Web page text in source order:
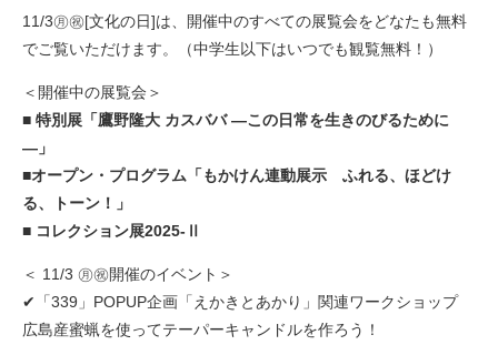
11/3㊊㊗︎[文化の日]は、開催中のすべての展覧会をどなたも無料
でご覧いただけます。（中学生以下はいつでも観覧無料！）
＜開催中の展覧会＞
■ 特別展「鷹野隆大 カスババ ―この日常を生きのびるために
―」
■オープン・プログラム「もかけん連動展示 ふれる、ほどけ
る、トーン！」
■ コレクション展2025-Ⅱ
＜ 11/3 ㊊㊗開催のイベント＞
✔「339」POPUP企画「えかきとあかり」関連ワークショップ
広島産蜜蝋を使ってテーパーキャンドルを作ろう！